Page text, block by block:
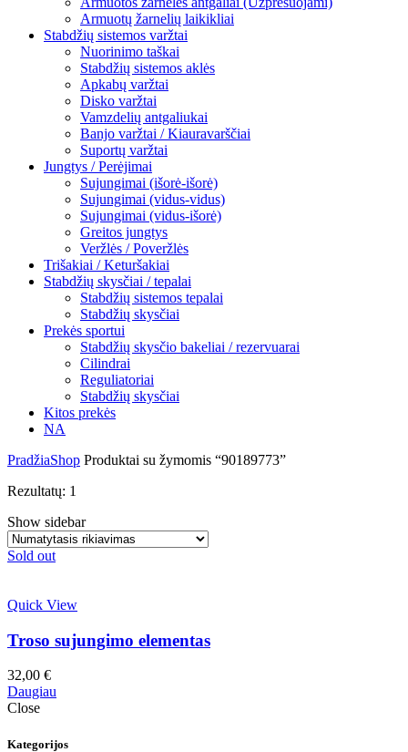
Armuotų žarnelių laikikliai
Stabdžių sistemos varžtai
Nuorinimo taškai
Stabdžių sistemos aklės
Apkabų varžtai
Disko varžtai
Vamzdelių antgaliukai
Banjo varžtai / Kiauravarščiai
Suportų varžtai
Jungtys / Perėjimai
Sujungimai (išorė-išorė)
Sujungimai (vidus-vidus)
Sujungimai (vidus-išorė)
Greitos jungtys
Veržlės / Poveržlės
Trišakiai / Keturšakiai
Stabdžių skysčiai / tepalai
Stabdžių sistemos tepalai
Stabdžių skysčiai
Prekės sportui
Stabdžių skysčio bakeliai / rezervuarai
Cilindrai
Reguliatoriai
Stabdžių skysčiai
Kitos prekės
NA
PradžiaShop Produktai su žymomis “90189773”
Rezultatų: 1
Show sidebar
Sold out
Quick View
Troso sujungimo elementas
32,00 €
Daugiau
Close
Kategorijos